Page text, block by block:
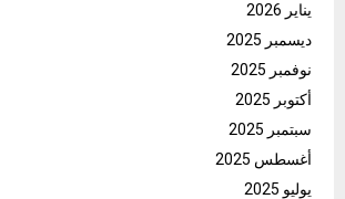
يناير 2026
ديسمبر 2025
نوفمبر 2025
أكتوبر 2025
سبتمبر 2025
أغسطس 2025
يوليو 2025